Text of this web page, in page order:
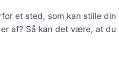
et sted, som kan stille
af? Så kan det være, at